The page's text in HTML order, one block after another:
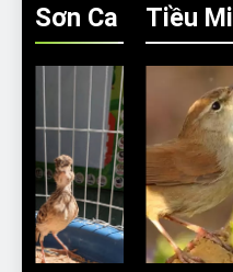
Sơn Ca
Tiều Mi